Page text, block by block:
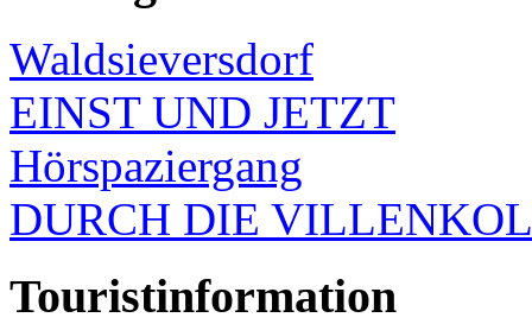
Waldsieversdorf
EINST UND JETZT
Hörspaziergang
DURCH DIE
Touristinformation